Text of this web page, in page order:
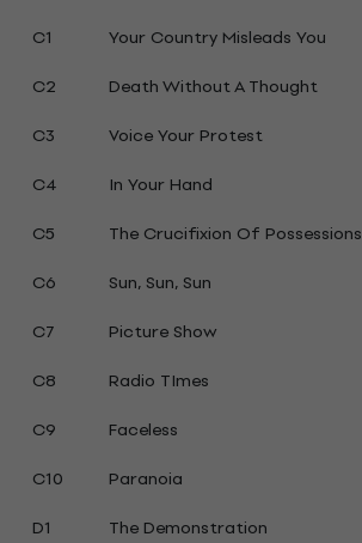
C1
Your Country Misleads You
C2
Death Without A Thought
C3
Voice Your Protest
C4
In Your Hand
C5
The Crucifixion Of Possessions
C6
Sun, Sun, Sun
C7
Picture Show
C8
Radio TImes
C9
Faceless
C10
Paranoia
D1
The Demonstration